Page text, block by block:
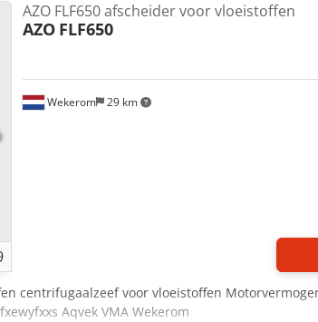
Wekerom 29 km
AZO FLF650 afscheider voor vloeistoffen
AZO FLF650
centrifugaalzeef voor vloeistoffen
Aqvek VMA Wekerom